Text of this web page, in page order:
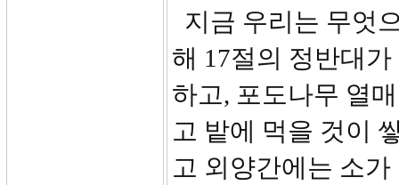
지금 우리는 무엇
해 17절의 정반대
하고, 포도나무 열
고 밭에 먹을 것이
고 외양간에는 소